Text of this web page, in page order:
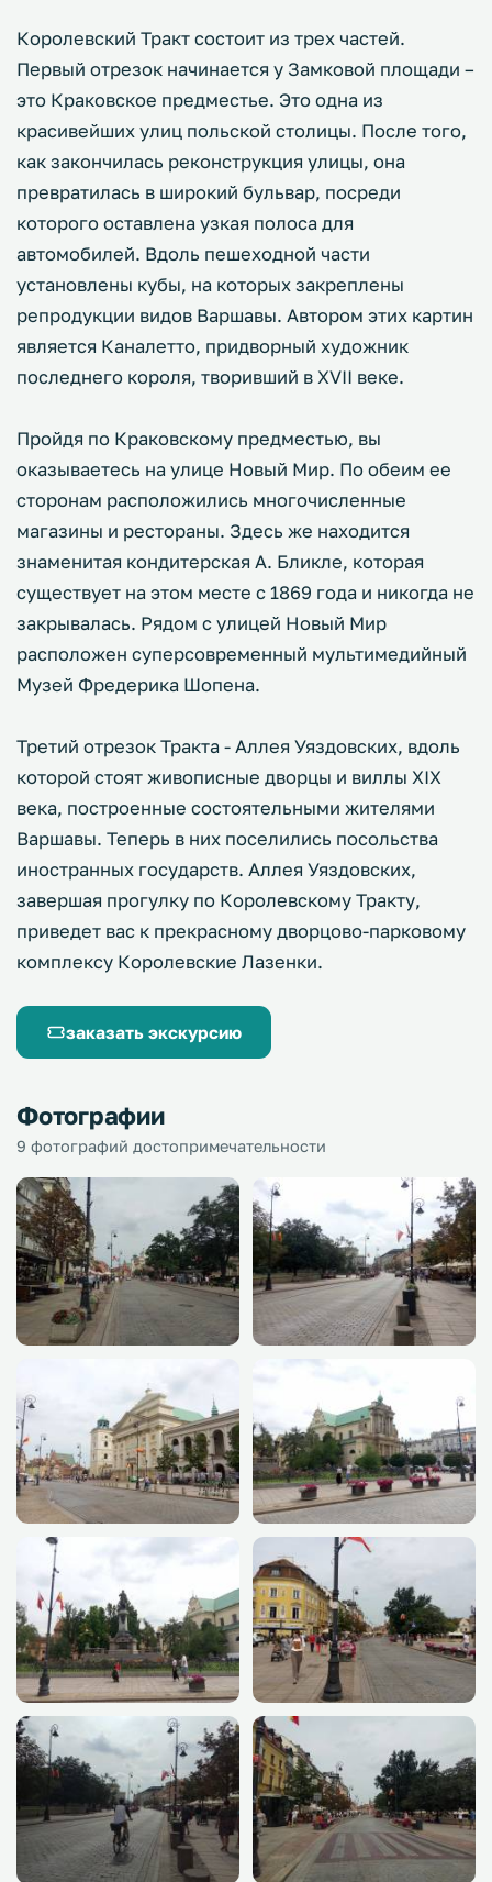
Королевский Тракт состоит из трех частей.
Первый отрезок начинается у Замковой площади –
это Краковское предместье. Это одна из
красивейших улиц польской столицы. После того,
как закончилась реконструкция улицы, она
превратилась в широкий бульвар, посреди
которого оставлена узкая полоса для
автомобилей. Вдоль пешеходной части
установлены кубы, на которых закреплены
репродукции видов Варшавы. Автором этих картин
является Каналетто, придворный художник
последнего короля, творивший в XVII веке.
Пройдя по Краковскому предместью, вы
оказываетесь на улице Новый Мир. По обеим ее
сторонам расположились многочисленные
магазины и рестораны. Здесь же находится
знаменитая кондитерская А. Бликле, которая
существует на этом месте с 1869 года и никогда не
закрывалась. Рядом с улицей Новый Мир
расположен суперсовременный мультимедийный
Музей Фредерика Шопена.
Третий отрезок Тракта - Аллея Уяздовских, вдоль
которой стоят живописные дворцы и виллы XIX
века, построенные состоятельными жителями
Варшавы. Теперь в них поселились посольства
иностранных государств. Аллея Уяздовских,
завершая прогулку по Королевскому Тракту,
приведет вас к прекрасному дворцово-парковому
комплексу Королевские Лазенки.
заказать экскурсию
Фотографии
9 фотографий достопримечательности